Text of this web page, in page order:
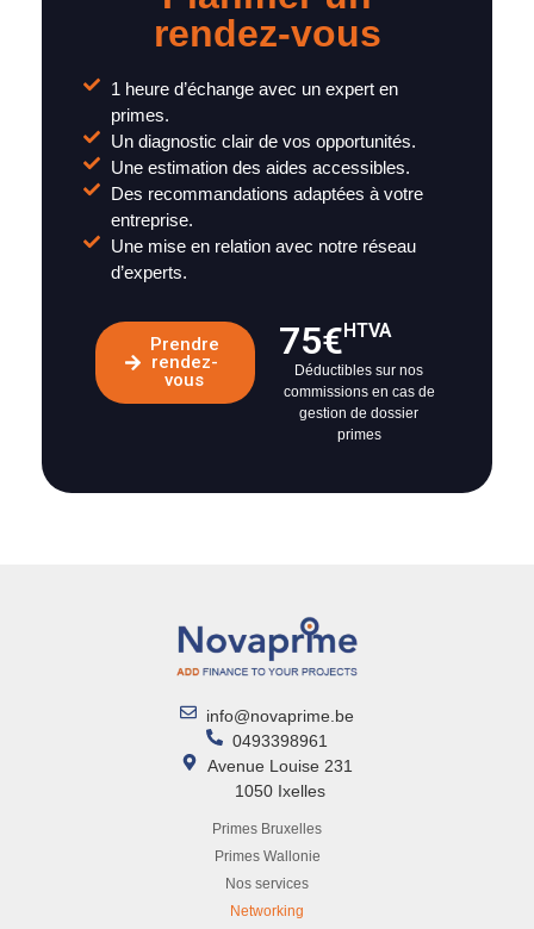
rendez-vous
1 heure d’échange avec un expert en
primes.
Un diagnostic clair de vos opportunités.
Une estimation des aides accessibles.
Des recommandations adaptées à votre
entreprise.
Une mise en relation avec notre réseau
d’experts.
Prendre
rendez-
vous
75€HTVA
Déductibles sur nos
commissions en cas de
gestion de dossier
primes
info@novaprime.be
0493398961
Avenue Louise 231
1050 Ixelles
Primes Bruxelles
Primes Wallonie
Nos services
Networking